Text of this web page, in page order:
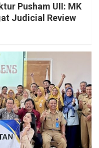
Pusham UII: MK
Judicial Review